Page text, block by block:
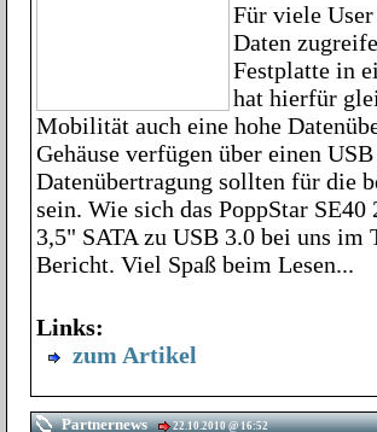
Für viele
Daten
Festplatte in
hat hierfür
Mobilität auch eine hohe
Gehäuse verfügen über einen
Datenübertragung sollten für die
sein. Wie sich das PoppStar
3,5" SATA zu USB 3.0 bei uns
Bericht. Viel Spaß beim Lesen...
Links:
zum Artikel
Partnernews 22.10.2010 @ 16:52